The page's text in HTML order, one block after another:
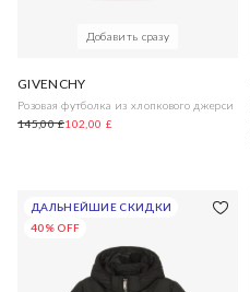
Добавить сразу
GIVENCHY
Розовая футболка из хлопкового джерси
145,00 £102,00 £
ДАЛЬНЕЙШИЕ СКИДКИ
40% OFF